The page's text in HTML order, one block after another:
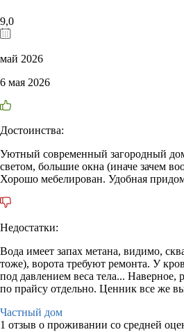
9,0
май 2026
6 мая 2026
Достоинства:
Уютный современный загородный
светом, большие окна (иначе зачем
Хорошо мебелирован. Удобная
Недостатки:
Вода имеет запах метана, видимо,
тоже), ворота требуют ремонта. У
под давлением веса тела... Наверное,
по прайсу отдельно. Ценник все же
Частный дом
1 отзыв о проживании со средней